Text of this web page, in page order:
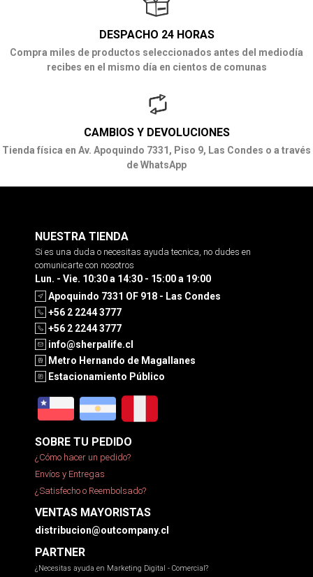
DESPACHO 24 HORAS
Compra miles de productos seleccionados antes del mediodía
recibes en el mismo día en cientos de comunas
CAMBIOS Y DEVOLUCIONES
Tienda física en Av. Apoquindo 7331, Piso 9, Las Condes o a través
de WhatsApp
NUESTRA TIENDA
Si es una duda o necesitas ayuda tecnica, no dudes en
comunicarte con nosotros
Lun. - Vie. 10:30 a 14:30 - 15:00 a 19:00
Apoquindo 7331 OF 918 - Las Condes
+56 2 2244 3777
+56 2 2244 3777
info@sherpalife.cl
Metro Hernando de Magallanes
Estacionamiento Público
SOBRE TU PEDIDO
¿Cómo hacer un pedido?
Envíos y Entregas
¿Satisfecho o Reembolsado?
VENTAS MAYORISTAS
distribucion@outcompany.cl
PARTNER
¿Necesitas ayuda en Marketing Digital - Comercial?